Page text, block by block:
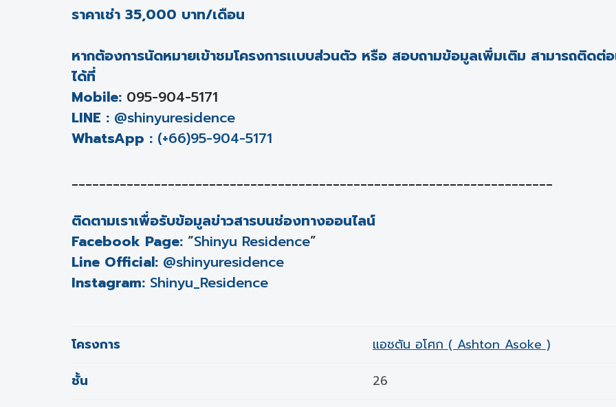
ราคาเช่า 35,000 บาท/เดือน
หากต้องการนัดหมายเข้าชมโครงการเเบบส่วนตัว หรือ สอบถามข้อมูลเพิ่มเติม สามารถติดต่อ
ได้ที่
Mobile: 095-904-5171
LINE : @shinyuresidence
WhatsApp : (+66)95-904-5171
______________________________________________________________________
ติดตามเราเพื่อรับข้อมูลข่าวสารบนช่องทางออนไลน์
Facebook Page: “Shinyu Residence”
Line Official: @shinyuresidence
Instagram: Shinyu_Residence
โครงการ
แอชตัน อโศก ( Ashton Asoke )
ชั้น
26